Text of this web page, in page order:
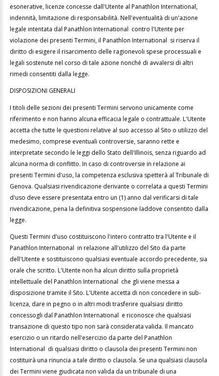
esonerative, licenze concesse dall'Utente al Panathlon International,
indennità, limitazione di responsabilità. Nell'eventualità di un'azione
legale intentata dal Panathlon International contro l'Utente per
violazione dei presenti Termini, il Panathlon International si riserva il
diritto di esigere il risarcimento delle ragionevoli spese processuali e
legali sostenute nel corso di tale azione nonché di avvalersi di altri
rimedi consentiti dalla legge.
DISPOSIZIONI GENERALI
I titoli delle sezioni dei presenti Termini servono unicamente come
riferimento e non hanno alcuna efficacia legale o contrattuale. L'Utente
accetta che tutte le questioni relative al suo accesso al Sito o utilizzo del
medesimo, comprese eventuali controversie, saranno rette e
interpretate secondo le leggi dello Stato dell'Illinois, senza riguardo ad
alcuna norma di conflitto. In caso di controversie in relazione ai
presenti Termini d'uso, la competenza esclusiva spetterà al Tribunale di
Genova. Qualsiasi rivendicazione derivante o correlata a questi Termini
d'uso deve essere presentata entro un (1) anno dal verificarsi di tale
rivendicazione, pena la definitiva sospensione laddove consentito dalla
legge.
Questi Termini d'uso costituiscono l'intero contratto tra l'Utente e il
Panathlon International in relazione all'utilizzo del Sito da parte
dell'Utente e sostituiscono qualsiasi eventuale accordo precedente, sia
orale che scritto. L'Utente non ha alcun diritto sulla proprietà
intellettuale del Panathlon International che gli viene messa a
disposizione tramite il Sito. L'Utente accetta di non concedere in sub-
licenza, dare in pegno o in altri modi trasferire qualsiasi diritto
concessogli dal Panathlon International e riconosce che qualsiasi
transazione di questo tipo non sarà considerata valida. Il mancato
esercizio o un ritardo nell'esercizio da parte del Panathlon
International di qualsiasi diritto o clausola dei presenti Termini non
costituirà una rinuncia a tale diritto o clausola. Se una qualsiasi clausola
dei Termini viene giudicata non valida da un tribunale di una